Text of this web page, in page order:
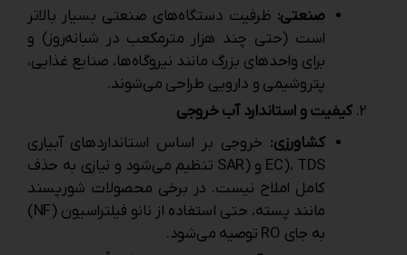
صنعتی: ظرفیت دستگاه‌های صنعتی بسیار بالاتر
است (حتی چند هزار مترمکعب در شبانه‌روز) و
برای واحدهای بزرگ مانند نیروگاه‌ها، صنایع غذایی،
پتروشیمی و دارویی طراحی می‌شوند.
کیفیت و استاندارد آب خروجی
کشاورزی: خروجی بر اساس استانداردهای آبیاری
EC)، TDS و (SAR تنظیم می‌شود و نیازی به حذف
کامل املاح نیست. در برخی محصولات شورپسند
مانند پسته، حتی استفاده از نانو فیلتراسیون (NF)
به‌ جای RO توصیه می‌شود.